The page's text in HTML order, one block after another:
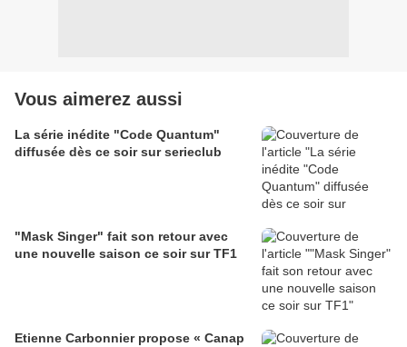
Vous aimerez aussi
La série inédite "Code Quantum"
diffusée dès ce soir sur serieclub
"Mask Singer" fait son retour avec
une nouvelle saison ce soir sur TF1
Etienne Carbonnier propose « Canap